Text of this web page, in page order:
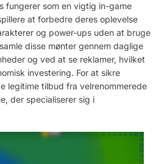
fungerer som en vigtig in-game
at forbedre deres oplevelse
og power-ups uden at bruge
disse mønter gennem daglige
og ved at se reklamer, hvilket
investering. For at sikre
legitime tilbud fra velrenommerede
der specialiserer sig i